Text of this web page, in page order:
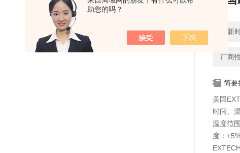
助您的吗？
更新
厂商
简要
美国
时间、
温度范
度：